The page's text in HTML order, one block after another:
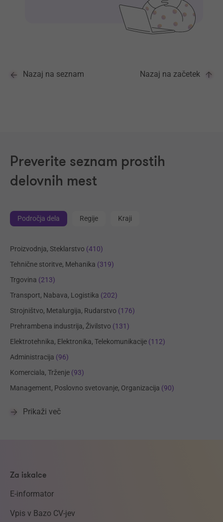
Nazaj na seznam Nazaj na začetek
Preverite seznam prostih
delovnih mest
Področja dela Regije Kraji
Proizvodnja, Steklarstvo (410)
Tehnične storitve, Mehanika (319)
Trgovina (213)
Transport, Nabava, Logistika (202)
Strojništvo, Metalurgija, Rudarstvo (176)
Prehrambena industrija, Živilstvo (131)
Elektrotehnika, Elektronika, Telekomunikacije (112)
Administracija (96)
Komerciala, Trženje (93)
Management, Poslovno svetovanje, Organizacija (90)
Prikaži več
Za iskalce
E-informator
Vpis v Bazo CV-jev